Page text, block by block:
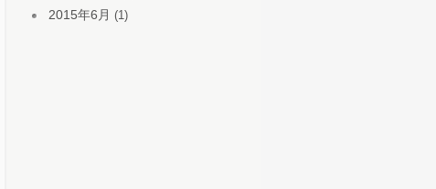
2015年6月 (1)